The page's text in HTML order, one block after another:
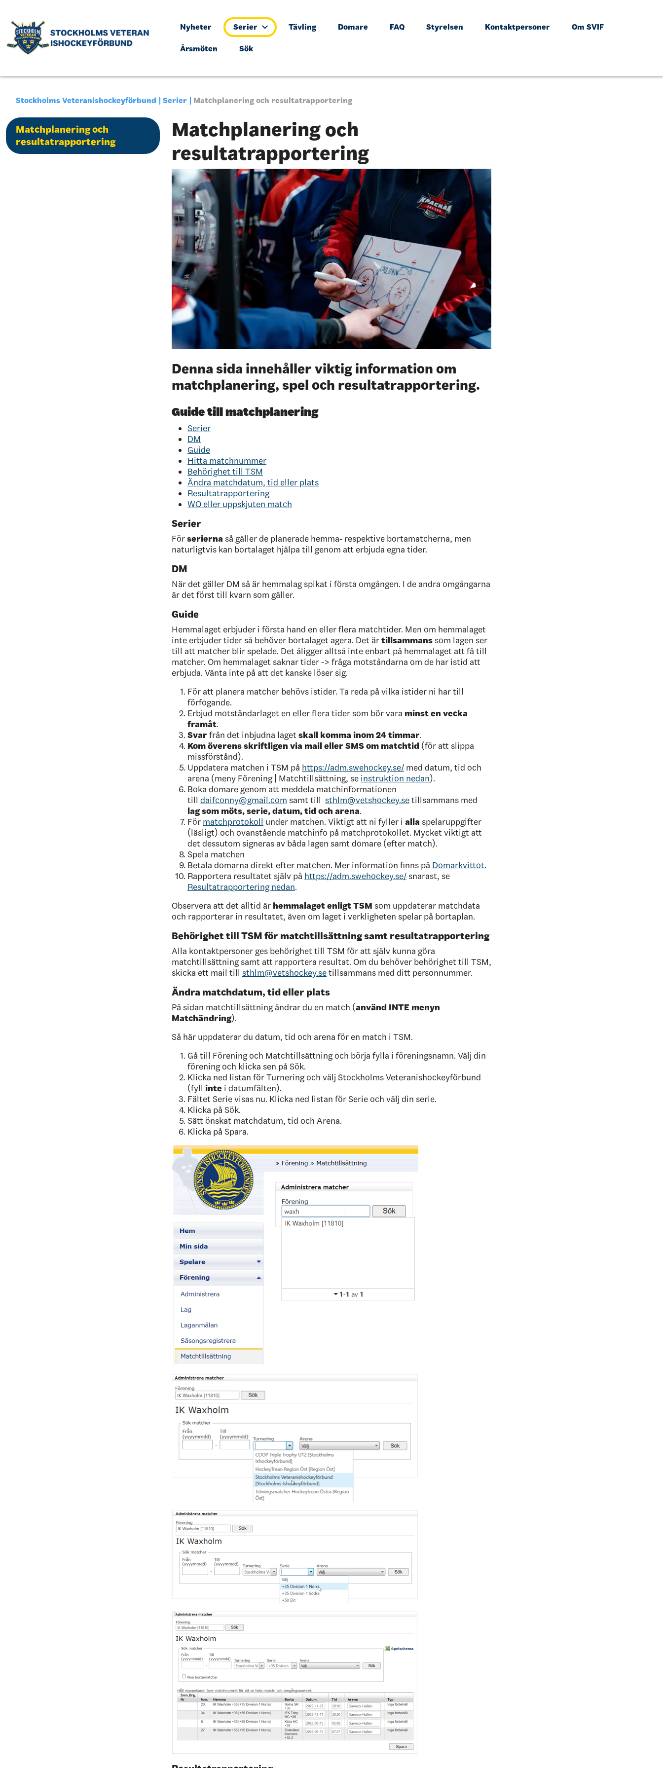
Nyheter Serier Tävling Domare FAQ Styrelsen Kontaktpersoner Om SVIF
Årsmöten Sök
Stockholms Veteranishockeyförbund Serier Matchplanering och resultatrapportering
Matchplanering och
resultatrapportering
Matchplanering och
resultatrapportering
Denna sida innehåller viktig information om
matchplanering, spel och resultatrapportering.
Guide till matchplanering
Serier
DM
Guide
Hitta matchnummer
Behörighet till TSM
Ändra matchdatum, tid eller plats
Resultatrapportering
WO eller uppskjuten match
Serier
Förserierna så gäller de planerade hemma- respektive bortamatcherna, men
naturligtvis kan bortalaget hjälpa till genom att erbjuda egna tider.
DM
När det gäller DM så är hemmalag spikat i första omgången. I de andra omgångarna
är det först till kvarn som gäller.
Guide
Hemmalaget erbjuder i första hand en eller flera matchtider. Men om hemmalaget
inte erbjuder tider så behöver bortalaget agera. Det ärtillsammanssom lagen ser
till att matcher blir spelade. Det åligger alltså inte enbart på hemmalaget att få till
matcher. Om hemmalaget saknar tider -> fråga motståndarna om de har istid att
erbjuda. Vänta inte på att det kanske löser sig.
För att planera matcher behövs istider. Ta reda på vilka istider ni har till
förfogande.
Erbjud motståndarlaget en eller flera tider som bör vara minst en vecka
framåt.
Svarfrån det inbjudna laget skall komma inom 24 timmar.
Kom överens skriftligen via mail eller SMS om matchtid (för att slippa
missförstånd).
Uppdatera matchen i TSM på https://adm.swehockey.se/ med datum, tid och
arena (meny Förening | Matchtillsättning, se instruktion nedan).
Boka domare genom att meddela matchinformationen
till daifconny@gmail.com samt till sthlm@vetshockey.setillsammans med
lag som möts, serie, datum, tid och arena.
För matchprotokoll under matchen. Viktigt att ni fyller i alla spelaruppgifter
(läsligt) och ovanstående matchinfo på matchprotokollet. Mycket viktigt att
det dessutom signeras av båda lagen samt domare (efter match).
Spela matchen
Betala domarna direkt efter matchen. Mer information finns på Domarkvittot.
Rapportera resultatet själv på https://adm.swehockey.se/snarast, se
Resultatrapportering nedan.
Observera att det alltid är hemmalaget enligt TSM som uppdaterar matchdata
och rapporterar in resultatet, även om laget i verkligheten spelar på bortaplan.
Behörighet till TSM för matchtillsättning samt resultatrapportering
Alla kontaktpersoner ges behörighet till TSM för att själv kunna göra
matchtillsättning samt att rapportera resultat. Om du behöver behörighet till TSM,
skicka ett mail till sthlm@vetshockey.setillsammans med ditt personnummer.
Ändra matchdatum, tid eller plats
På sidan matchtillsättning ändrar du en match (använd INTE menyn
Matchändring).
Så här uppdaterar du datum, tid och arena för en match i TSM.
Gå till Förening och Matchtillsättning och börja fylla i föreningsnamn. Välj din
förening och klicka sen på Sök.
Klicka ned listan för Turnering och välj Stockholms Veteranishockeyförbund
(fyll inte i datumfälten).
Fältet Serie visas nu. Klicka ned listan för Serie och välj din serie.
Klicka på Sök.
Sätt önskat matchdatum, tid och Arena.
Klicka på Spara.